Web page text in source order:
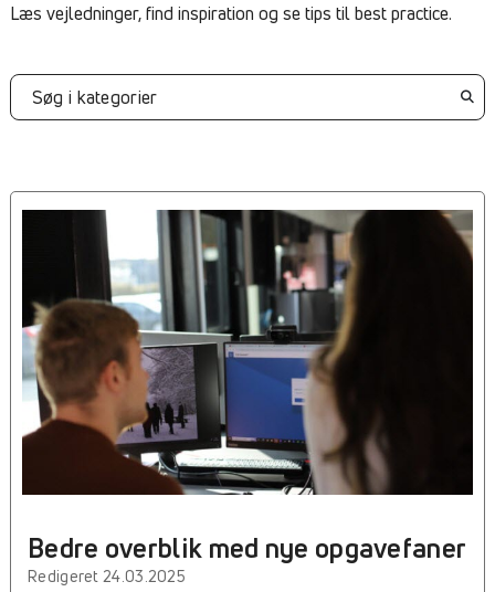
Læs vejledninger, find inspiration og se tips til best practice.
Bedre overblik med nye opgavefaner
Redigeret 24.03.2025